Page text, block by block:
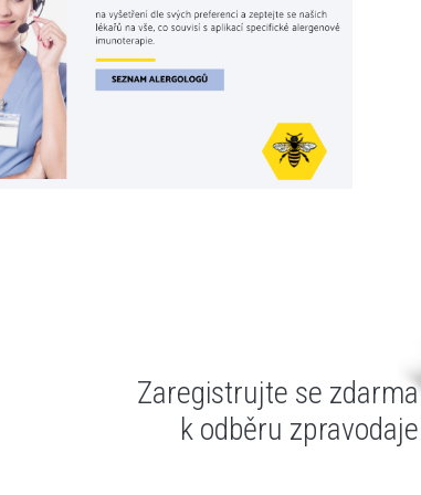
Zaregistrujte se zdarma
k odběru zpravodaje